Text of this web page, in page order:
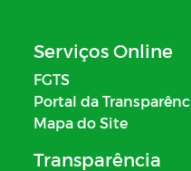
Serviços Online
FGTS
Portal da
Mapa do Site
Transparência